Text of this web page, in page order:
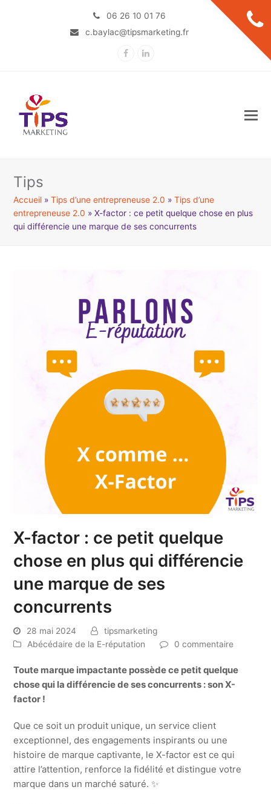
06 26 10 01 76
c.baylac@tipsmarketing.fr
FacebookLinkedIn
Tips
Accueil »Tips d’une entrepreneuse 2.0 »Tips d’une
entrepreneuse 2.0 »X-factor : ce petit quelque chose en plus
qui différencie une marque de ses concurrents
X-factor : ce petit quelque
chose en plus qui différencie
une marque de ses
concurrents
28 mai 2024
tipsmarketing
Abécédaire de la E-réputation
0 commentaire
Toute marque impactante possède ce petit quelque
chose qui la différencie de ses concurrents : son X-
factor !
Que ce soit un produit unique, un service client
exceptionnel, des engagements inspirants ou une
histoire de marque captivante, le X-factor est ce qui
attire l’attention, renforce la fidélité et distingue votre
marque dans un marché saturé. ✨